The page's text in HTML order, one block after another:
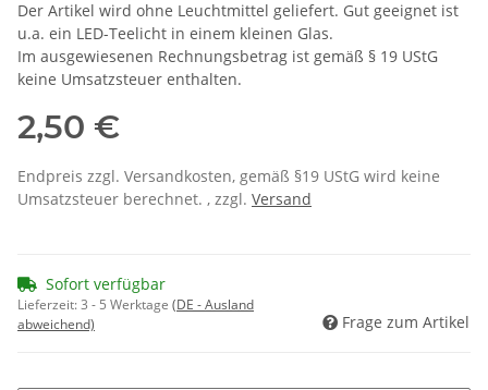
Der Artikel wird ohne Leuchtmittel geliefert. Gut geeignet ist
u.a. ein LED-Teelicht in einem kleinen Glas.
Im ausgewiesenen Rechnungsbetrag ist gemäß § 19 UStG
keine Umsatzsteuer enthalten.
2,50 €
Endpreis zzgl. Versandkosten, gemäß §19 UStG wird keine
Umsatzsteuer berechnet. , zzgl. Versand
Sofort verfügbar
Lieferzeit:3 - 5 Werktage (DE - Ausland
abweichend)
Frage zum Artikel